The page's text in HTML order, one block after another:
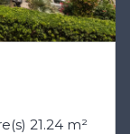
Appartement 2 pièce(s) 1 chambre(s) 21.24 m²